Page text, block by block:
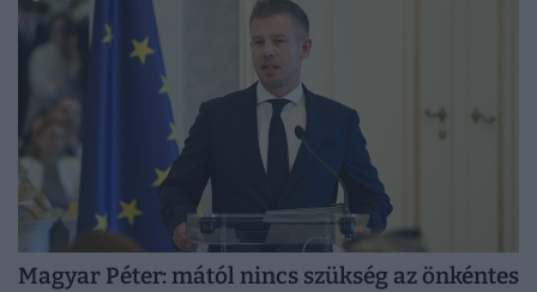
Magyar Péter: mától nincs szükség az önkéntes